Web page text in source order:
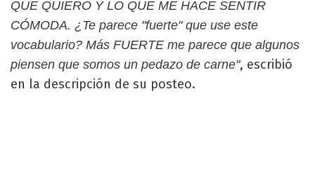
QUE QUIERO Y LO QUE ME HACE SENTIR
CÓMODA. ¿Te parece "fuerte" que use este
vocabulario? Más FUERTE me parece que algunos
piensen que somos un pedazo de carne", escribió
en la descripción de su posteo.